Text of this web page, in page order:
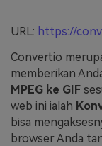
URL: https://
Convertio
memberikan
MPEG ke GIF
web ini ialah
bisa
browser Anda